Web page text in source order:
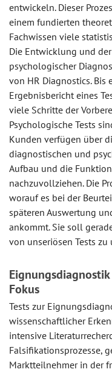
entwickeln. Dieser
einem fundierten
Fachwissen viele
Die Entwicklung und
psychologischer
von HR Diagnostics.
Ergebnisbericht eines
viele Schritte der
Psychologische Tests
Kunden verfügen über
diagnostischen und
Aufbau und die
nachzuvollziehen. Die
worauf es bei der
späteren Auswertung
ankommt. Sie soll
von unseriösen Tests zu
Fokus
Tests zur
wissenschaftlicher
intensive
Falsifikationsprozesse,
Marktteilnehmer in der